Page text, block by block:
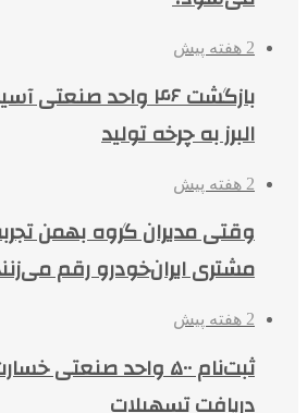
2 هفته پیش
بازگشت ۴۶ واحد
البرز به چرخه تولید
2 هفته پیش
وقتی مدیران گروه بهمن
مشتری ایران‌خودرو رقم
2 هفته پیش
ثبت‌نام ۵۰۰ واحد
دریافت تسهیلات